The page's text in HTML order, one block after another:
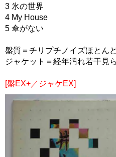
3 氷の世界
4 My House
5 傘がない
盤質＝チリプチノイズほとん
ジャケット＝経年汚れ若干見
[盤EX+／ジャケEX]